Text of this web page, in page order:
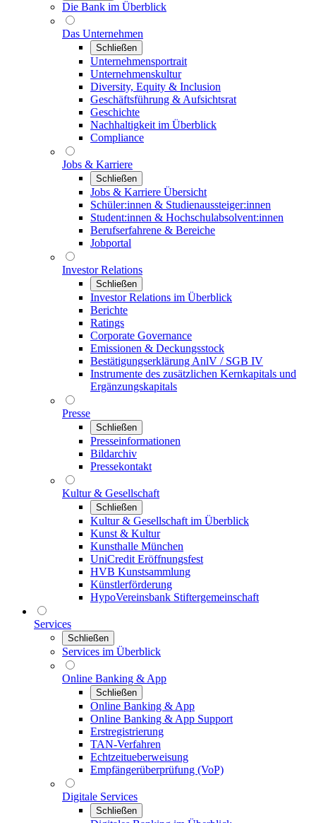
Die Bank im Überblick
Das Unternehmen
Schließen
Unternehmensportrait
Unternehmenskultur
Diversity, Equity & Inclusion
Geschäftsführung & Aufsichtsrat
Geschichte
Nachhaltigkeit im Überblick
Compliance
Jobs & Karriere
Schließen
Jobs & Karriere Übersicht
Schüler:innen & Studienaussteiger:innen
Student:innen & Hochschulabsolvent:innen
Berufserfahrene & Bereiche
Jobportal
Investor Relations
Schließen
Investor Relations im Überblick
Berichte
Ratings
Corporate Governance
Emissionen & Deckungsstock
Bestätigungserklärung AnlV / SGB IV
Instrumente des zusätzlichen Kernkapitals und
Ergänzungskapitals
Presse
Schließen
Presseinformationen
Bildarchiv
Pressekontakt
Kultur & Gesellschaft
Schließen
Kultur & Gesellschaft im Überblick
Kunst & Kultur
Kunsthalle München
UniCredit Eröffnungsfest
HVB Kunstsammlung
Künstlerförderung
HypoVereinsbank Stiftergemeinschaft
Services
Schließen
Services im Überblick
Online Banking & App
Schließen
Online Banking & App
Online Banking & App Support
Erstregistrierung
TAN-Verfahren
Echtzeitueberweisung
Empfängerüberprüfung (VoP)
Digitale Services
Schließen